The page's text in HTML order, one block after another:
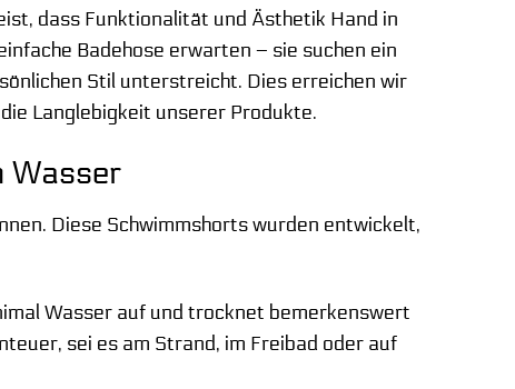
dass Funktionalität und Ästhetik Hand in
Badehose erwarten – sie suchen ein
Stil unterstreicht. Dies erreichen wir
Langlebigkeit unserer Produkte.
Wasser
Diese Schwimmshorts wurden entwickelt,
Wasser auf und trocknet bemerkenswert
sei es am Strand, im Freibad oder auf